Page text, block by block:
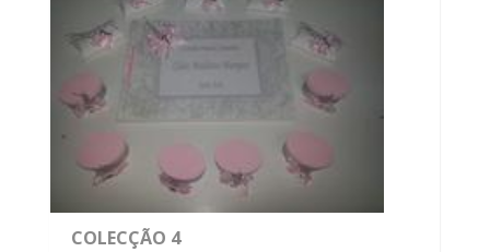
COLECÇÃO 4